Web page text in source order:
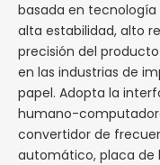
basada en
alta estabilidad, alto
precisión del
en las industrias de
papel. Adopta la
humano-
convertidor de
automático, placa de